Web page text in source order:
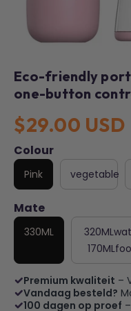
Eco-friendly
one-button
$29.00 USD
Colour
Pink vegetable
Mate
330ML
Premium kwaliteit –
Vandaag besteld?
100 dagen op proef